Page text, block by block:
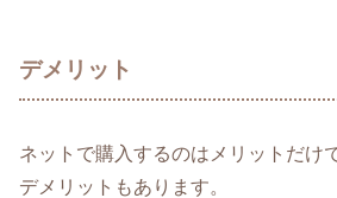
デメリット
ネットで購入するのはメリットだけ
デメリットもあります。